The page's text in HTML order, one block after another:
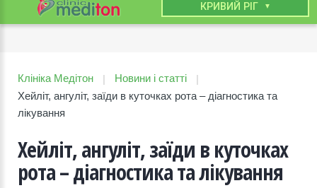
КРИВИЙ РІГ
Клініка Медітон | Новини і статті
|
Хейліт, ангуліт, заїди в куточках рота – діагностика та
лікування
Хейліт, ангуліт, заїди в куточках
рота – діагностика та лікування